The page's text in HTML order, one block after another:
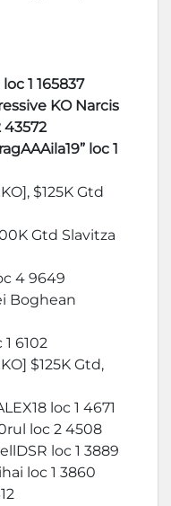
1 165837
KO Narcis
43572
loc 1
$125K Gtd
Gtd Slavitza
4 9649
Boghean
6102
$125K Gtd,
loc 1 4671
loc 2 4508
loc 1 3889
loc 1 3860